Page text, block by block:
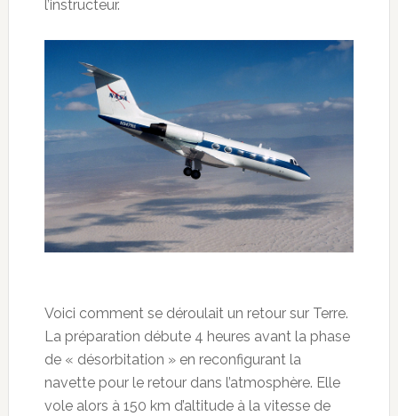
l’instructeur.
Voici comment se déroulait un retour sur Terre.
La préparation débute 4 heures avant la phase
de « désorbitation » en reconfigurant la
navette pour le retour dans l’atmosphère. Elle
vole alors à 150 km d’altitude à la vitesse de